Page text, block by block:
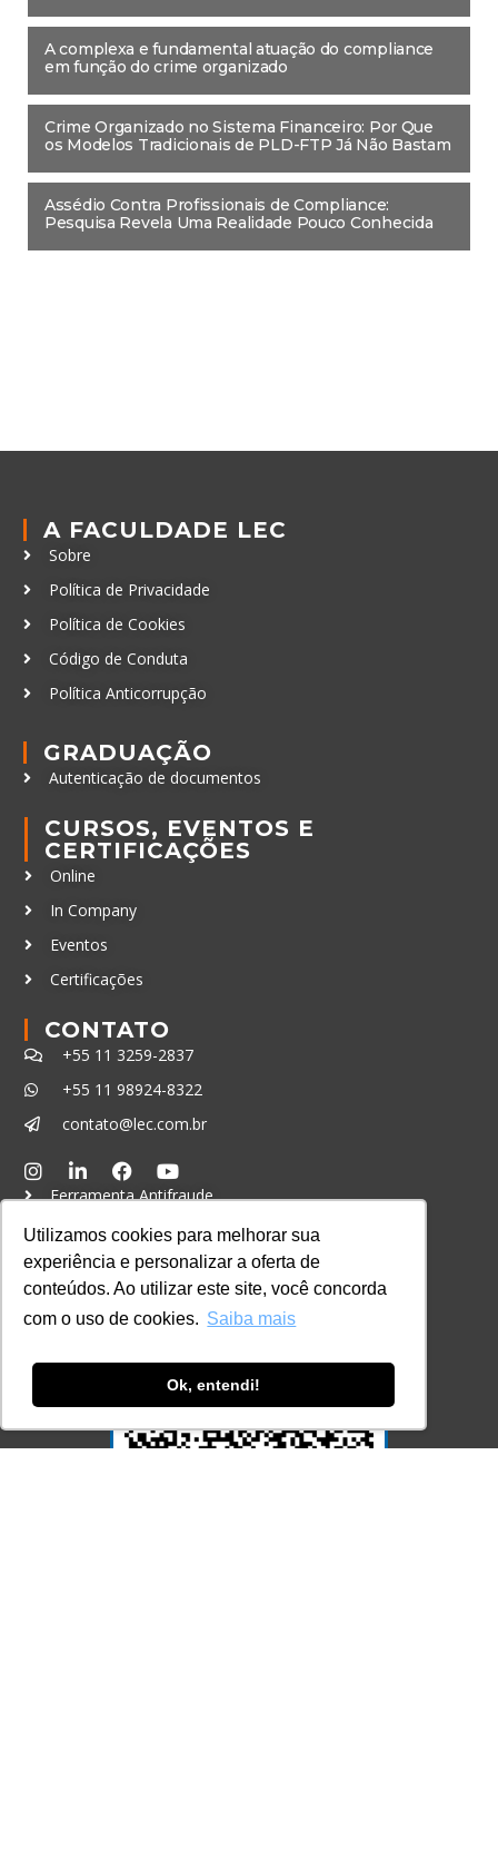
Utilizamos cookies para melhorar sua
experiência e personalizar a oferta de
conteúdos. Ao utilizar este site, você concorda
com o uso de cookies. Saiba mais
Ok, entendi!
A complexa e fundamental atuação do compliance
em função do crime organizado
Crime Organizado no Sistema Financeiro: Por Que
os Modelos Tradicionais de PLD-FTP Já Não Bastam
Assédio Contra Profissionais de Compliance:
Pesquisa Revela Uma Realidade Pouco Conhecida
A FACULDADE LEC
Sobre
Política de Privacidade
Política de Cookies
Código de Conduta
Política Anticorrupção
GRADUAÇÃO
Autenticação de documentos
CURSOS, EVENTOS E
CERTIFICAÇÕES
Online
In Company
Eventos
Certificações
CONTATO
+55 11 3259-2837
+55 11 98924-8322
contato@lec.com.br
Ferramenta Antifraude
Consulte aqui o cadastro da Instituição no
Sistema e-MEC